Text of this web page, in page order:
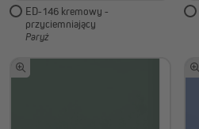
ED-146 kremowy -
przyciemniający
Paryż